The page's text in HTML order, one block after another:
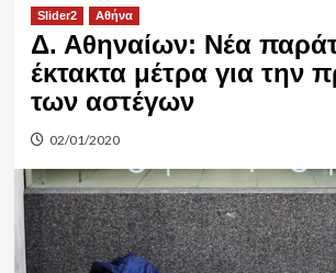
Slider2 Αθήνα
Δ. Αθηναίων: Νέα
έκτακτα μέτρα για την
των αστέγων
02/01/2020